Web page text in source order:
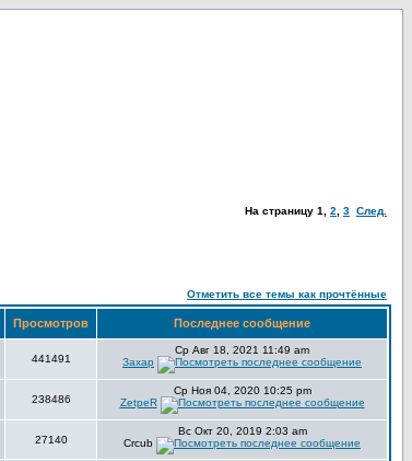
На страницу 1 2 3 След.
Отметить все темы как прочтённые
Просмотров Последнее сообщение
441491
Ср Авг 18, 2021 11:49 am
Захар
238486
Ср Ноя 04, 2020 10:25 pm
ZetpeR
27140
Вс Окт 20, 2019 2:03 am
Crcub